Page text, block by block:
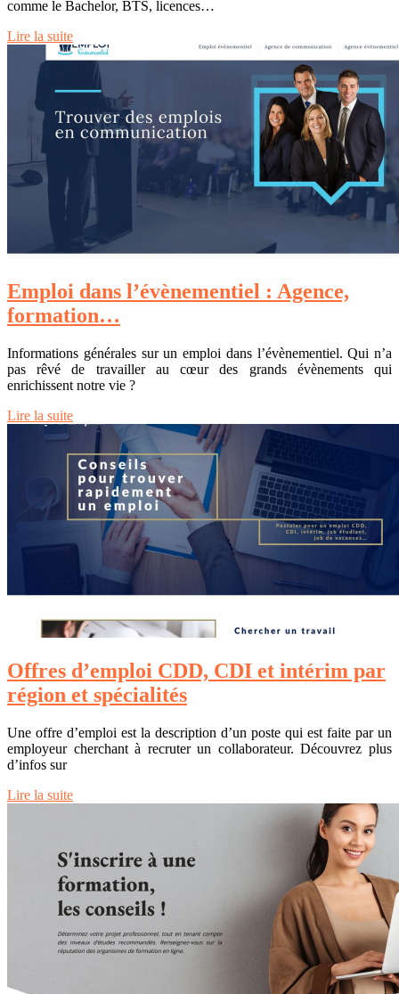
comme le Bachelor, BTS, licences…
Lire la suite
Emploi dans l’évènementiel : Agence,
formation…
Informations générales sur un emploi dans l’évènementiel. Qui n’a
pas rêvé de travailler au cœur des grands évènements qui
enrichissent notre vie ?
Lire la suite
Offres d’emploi CDD, CDI et intérim par
région et spécialités
Une offre d’emploi est la description d’un poste qui est faite par un
employeur cherchant à recruter un collaborateur. Découvrez plus
d’infos sur
Lire la suite